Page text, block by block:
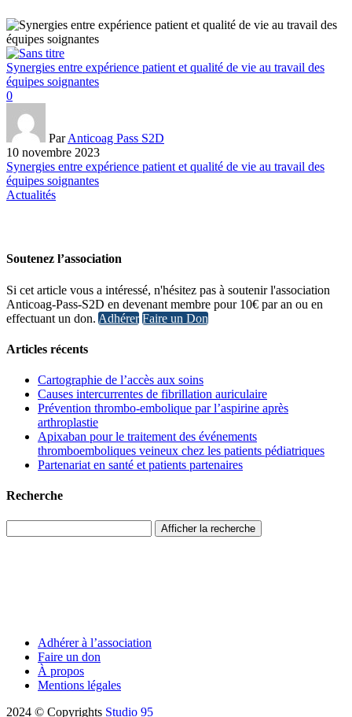
Synergies entre expérience patient et qualité de vie au travail des
équipes soignantes
0
ParAnticoag Pass S2D
10 novembre 2023
Synergies entre expérience patient et qualité de vie au travail des
équipes soignantes
Actualités
Soutenez l’association
Si cet article vous a intéressé, n'hésitez pas à soutenir l'association
Anticoag-Pass-S2D en devenant membre pour 10€ par an ou en
effectuant un don. Adhérer Faire un Don
Articles récents
Cartographie de l’accès aux soins
Causes intercurrentes de fibrillation auriculaire
Prévention thrombo-embolique par l’aspirine après
arthroplastie
Apixaban pour le traitement des événements
thromboemboliques veineux chez les patients pédiatriques
Partenariat en santé et patients partenaires
Recherche
Afficher la recherche
Adhérer à l’association
Faire un don
À propos
Mentions légales
2024 © Copyrights Studio 95